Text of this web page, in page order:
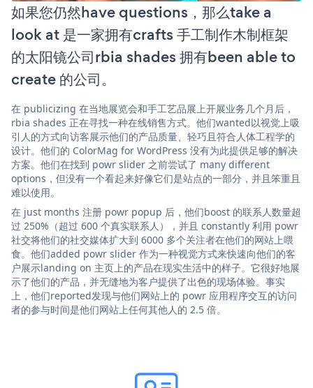
如果您仍然have questions，那么take a
look at 是一家拥有crafts 手工制作木制框架
的太阳镜公司rbia shades 拥有been able to
create 的公司。
在 publicizing 在当地展览会和手工艺品展上开展业务几个月后，
rbia shades 正在寻找一种在线销售方式。他们wanted以视觉上吸
引人的方式向访客展示他们的产品质量、轻巧且符合人体工程学的
设计。他们的 ColorMag for WordPress 没有为此提供足够的解决
方案。他们在找到 powr slider 之前尝试了 many different
options，但没有一个看起来好像它们是站点的一部分，并且笨重且
难以使用。
在 just months 注册 powr popup 后，他们boost 的联系人数量超
过 250%（超过 600 个真实联系人），并且 constantly 利用 powr
社交将他们的社交媒体扩大到 6000 多个关注者在他们的网站上喂
食。他们added powr slider 作为一种视觉方式来快速向他们的客
户展示landing on 主页上的产品在现实生活中的样子。它很好地展
示了他们的产品，并无缝地为客户提供了出色的现场体验。事实
上，他们reported发现与他们网站上的 powr 应用程序交互的访问
者的参与时间是他们网站上任何其他人的 2.5 倍。